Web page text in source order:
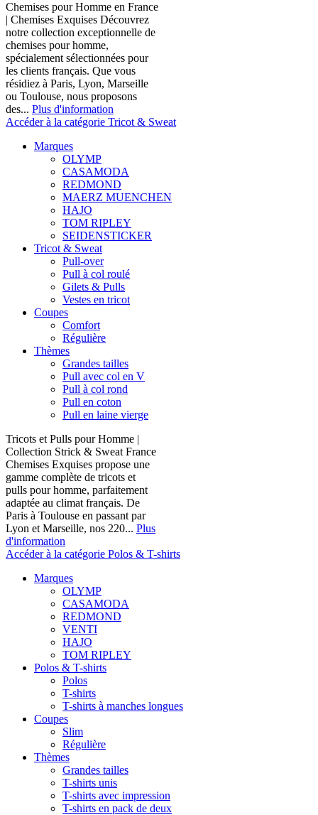
Chemises pour Homme en France
| Chemises Exquises Découvrez
notre collection exceptionnelle de
chemises pour homme,
spécialement sélectionnées pour
les clients français. Que vous
résidiez à Paris, Lyon, Marseille
ou Toulouse, nous proposons
des... Plus d'information
Accéder à la catégorie Tricot & Sweat
Marques
OLYMP
CASAMODA
REDMOND
MAERZ MUENCHEN
HAJO
TOM RIPLEY
SEIDENSTICKER
Tricot & Sweat
Pull-over
Pull à col roulé
Gilets & Pulls
Vestes en tricot
Coupes
Comfort
Régulière
Thèmes
Grandes tailles
Pull avec col en V
Pull à col rond
Pull en coton
Pull en laine vierge
Tricots et Pulls pour Homme |
Collection Strick & Sweat France
Chemises Exquises propose une
gamme complète de tricots et
pulls pour homme, parfaitement
adaptée au climat français. De
Paris à Toulouse en passant par
Lyon et Marseille, nos 220... Plus
d'information
Accéder à la catégorie Polos & T-shirts
Marques
OLYMP
CASAMODA
REDMOND
VENTI
HAJO
TOM RIPLEY
Polos & T-shirts
Polos
T-shirts
T-shirts à manches longues
Coupes
Slim
Régulière
Thèmes
Grandes tailles
T-shirts unis
T-shirts avec impression
T-shirts en pack de deux